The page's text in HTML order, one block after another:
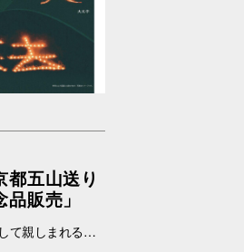
五山送り
販売」
8月16日、京都の夏の風物詩として親しまれる京都五山送り火が執り行われます。 京都市観光協会では、伝統あるこの行事をより多くの人に知ってもらい、身近に触れていただくため、五山送り火をモチーフにしたオリジナルの扇子、記念符、手ぬぐい及び五山共通護摩木を制作・販売します。 また、各山の点火時に用いられる護摩木を受付し、各山に奉納します。 これらの販売における売上の一部は、五山送り火行事の保存・継承のために役立てられます。 日時：8月14日(金)～15日(土) 11:00～17:00 場所：メインエントランス横 店頭スペース（サマンサタバサ前） 内容：五山共通護摩木奉納、記念品販売 ※なくなり次第終了 ※奉納する山はご指定いただけません。 護摩木奉納・記念品販売に関する詳細およびお問い合わせは、下記ホームページをご覧ください。 京都市観光協会 https://www.kyokanko.or.jp/news/20260731_1/ 京都観光Navi https://ja.kyoto.travel/event/major/okuribi/